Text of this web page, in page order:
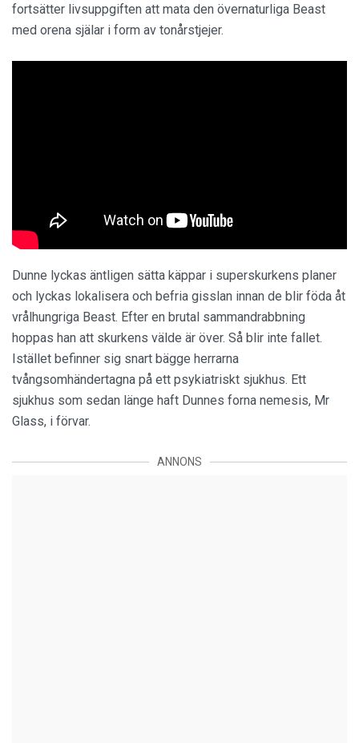
fortsätter livsuppgiften att mata den övernaturliga Beast
med orena själar i form av tonårstjejer.
Dunne lyckas äntligen sätta käppar i superskurkens planer
och lyckas lokalisera och befria gisslan innan de blir föda åt
vrålhungriga Beast. Efter en brutal sammandrabbning
hoppas han att skurkens välde är över. Så blir inte fallet.
Istället befinner sig snart bägge herrarna
tvångsomhändertagna på ett psykiatriskt sjukhus. Ett
sjukhus som sedan länge haft Dunnes forna nemesis, Mr
Glass, i förvar.
ANNONS